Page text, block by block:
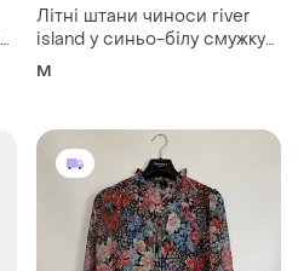
Літні штани чиноси river
island у синьо-білу смужку
M